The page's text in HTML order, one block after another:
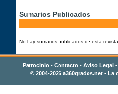
Sumarios Publicados
No hay sumarios publicados de esta revista
Patrocinio- Contacto- Aviso Legal -
© 2004-2026 a360grados.net- La